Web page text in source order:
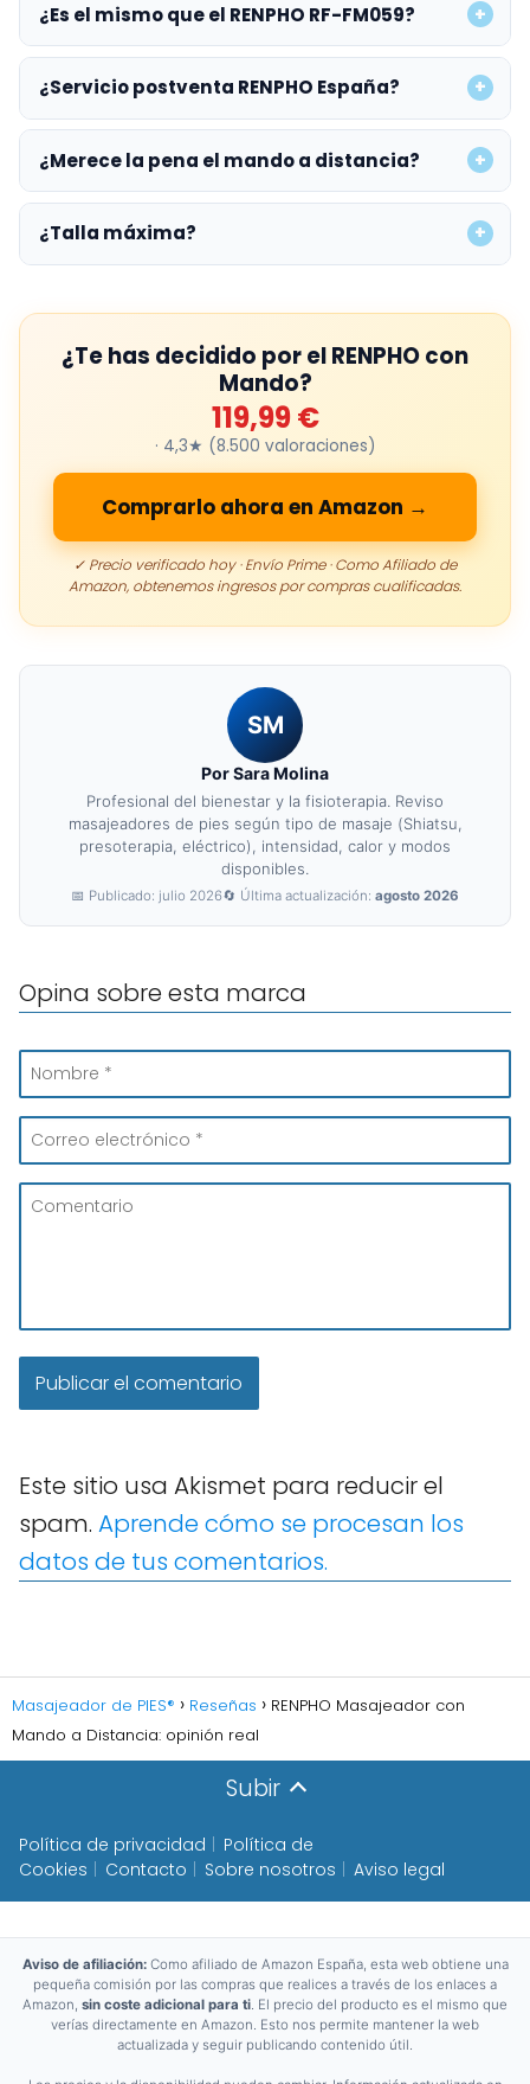
¿Es el mismo que el RENPHO RF-FM059?
¿Servicio postventa RENPHO España?
¿Merece la pena el mando a distancia?
¿Talla máxima?
¿Te has decidido por el RENPHO con
Mando?
119,99 €
· 4,3★ (8.500 valoraciones)
Comprarlo ahora en Amazon →
✓ Precio verificado hoy · Envío Prime · Como Afiliado de
Amazon, obtenemos ingresos por compras cualificadas.
SM
Por Sara Molina
Profesional del bienestar y la fisioterapia. Reviso
masajeadores de pies según tipo de masaje (Shiatsu,
presoterapia, eléctrico), intensidad, calor y modos
disponibles.
📅 Publicado: julio 2026🔄 Última actualización: agosto 2026
Opina sobre esta marca
Este sitio usa Akismet para reducir el
spam. Aprende cómo se procesan los
datos de tus comentarios.
Masajeador de PIES® Reseñas
RENPHO Masajeador con
Mando a Distancia: opinión real
Subir
Política de privacidad
Política de
Cookies
Contacto Sobre nosotros Aviso legal
Aviso de afiliación:Como afiliado de Amazon España, esta web obtiene una
pequeña comisión por las compras que realices a través de los enlaces a
Amazon, sin coste adicional para ti. El precio del producto es el mismo que
verías directamente en Amazon. Esto nos permite mantener la web
actualizada y seguir publicando contenido útil.